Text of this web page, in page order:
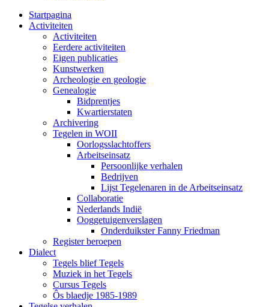
Startpagina
Activiteiten
Activiteiten
Eerdere activiteiten
Eigen publicaties
Kunstwerken
Archeologie en geologie
Genealogie
Bidprentjes
Kwartierstaten
Archivering
Tegelen in WOII
Oorlogsslachtoffers
Arbeitseinsatz
Persoonlijke verhalen
Bedrijven
Lijst Tegelenaren in de Arbeitseinsatz
Collaboratie
Nederlands Indië
Ooggetuigenverslagen
Onderduikster Fanny Friedman
Register beroepen
Dialect
Tegels blief Tegels
Muziek in het Tegels
Cursus Tegels
Ôs blaedje 1985-1989